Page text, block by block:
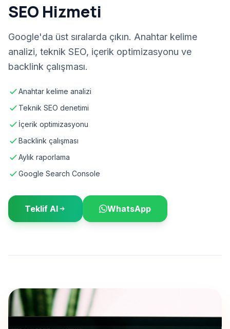
SEO Hizmeti
Google'da üst sıralarda çıkın. Anahtar kelime
analizi, teknik SEO, içerik optimizasyonu ve
backlink çalışması.
Anahtar kelime analizi
Teknik SEO denetimi
İçerik optimizasyonu
Backlink çalışması
Aylık raporlama
Google Search Console
Teklif Al WhatsApp